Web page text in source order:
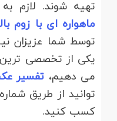
تهیه شوند. لازم
ماهواره ای با زوم
توسط شما عزیزان
یکی از تخصصی ترین
می دهیم، تفسیر
توانید از طریق
کسب کنید.